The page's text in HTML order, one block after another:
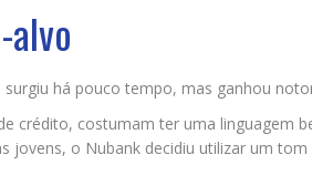
há pouco tempo, mas ganhou
crédito, costumam ter uma linguagem
o Nubank decidiu utilizar um